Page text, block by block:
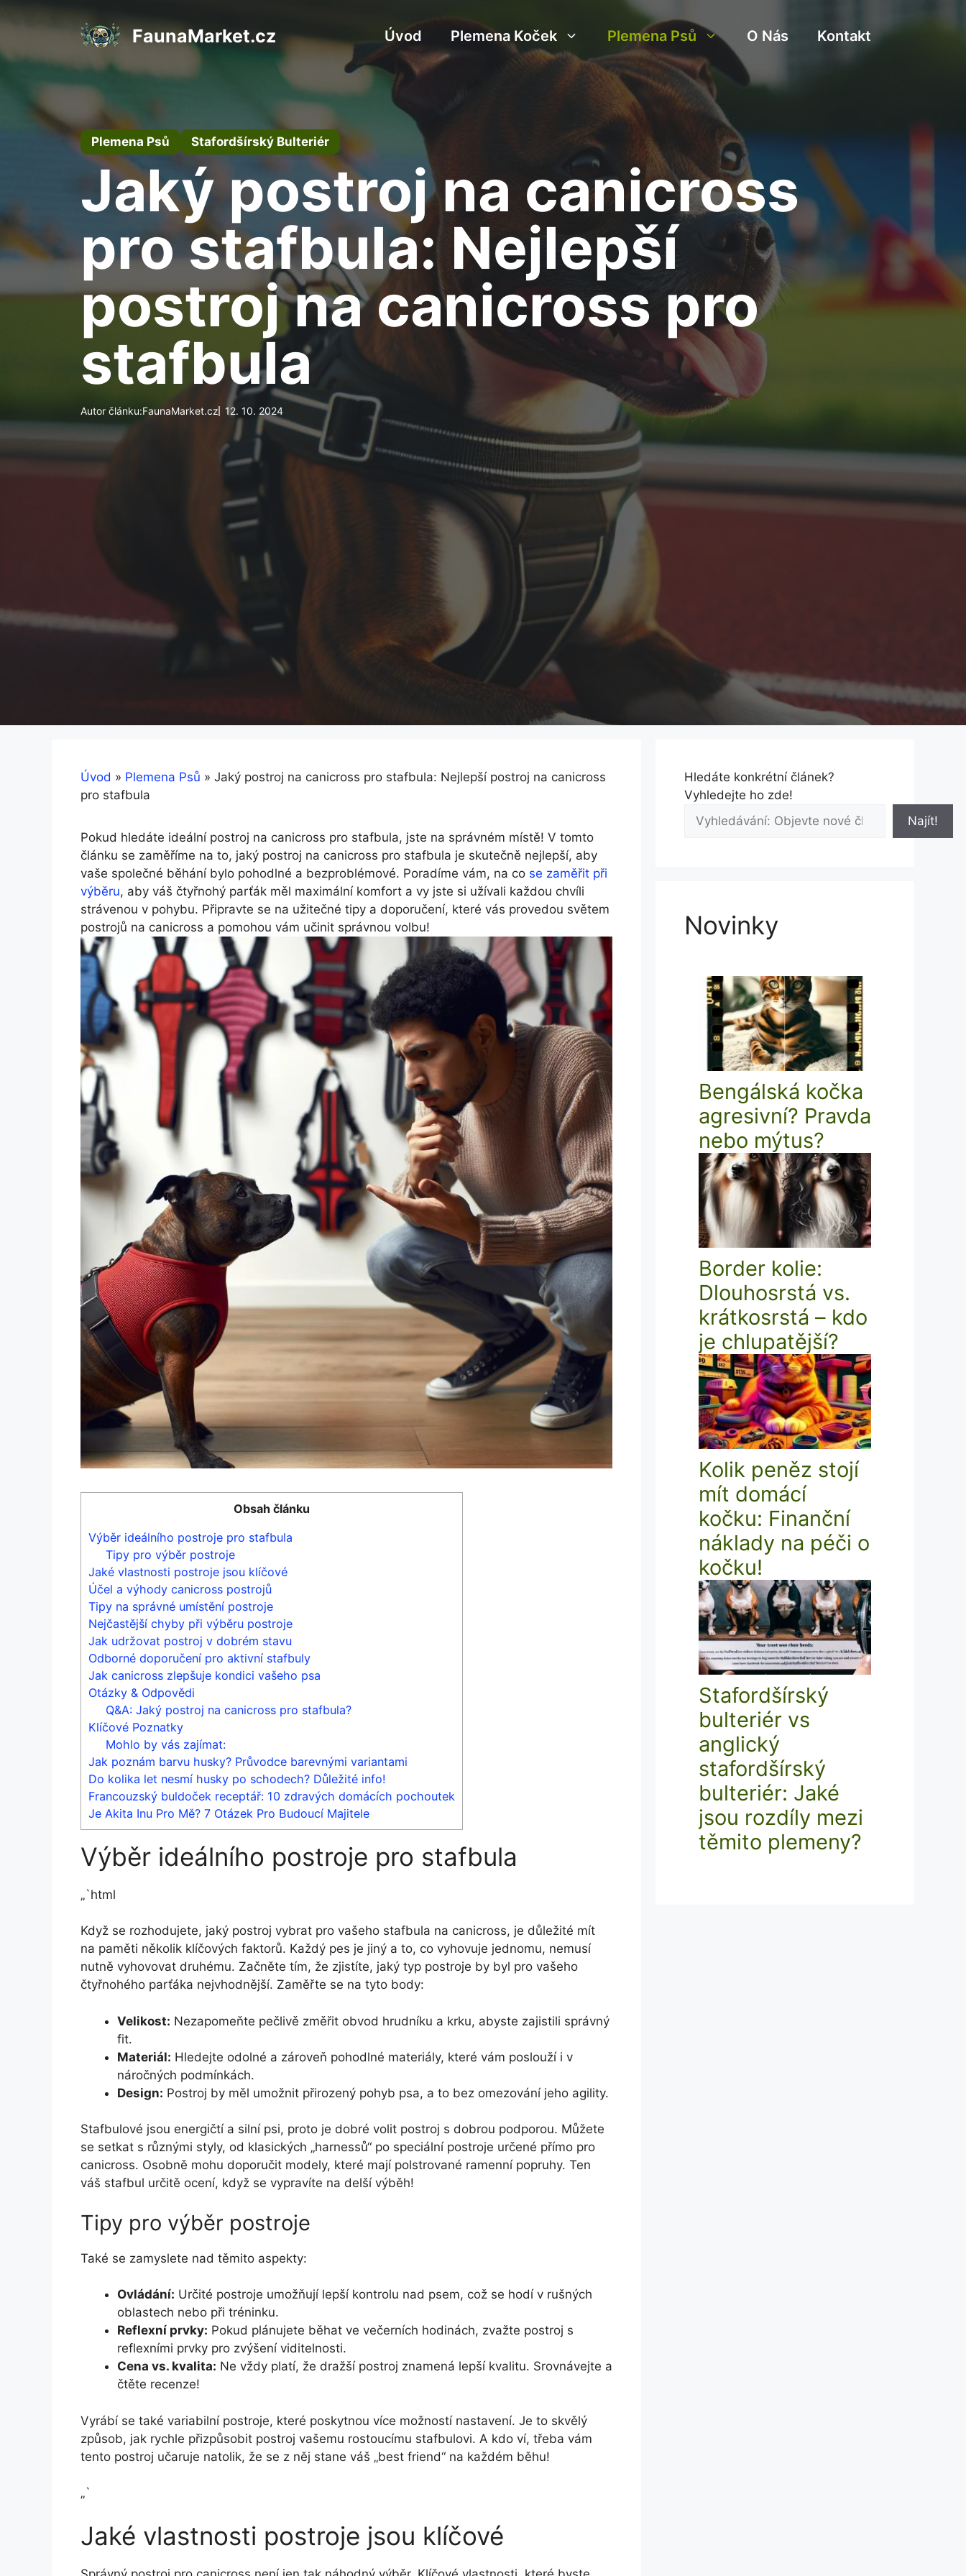
FaunaMarket.cz Úvod Plemena Koček Plemena Psů O Nás Kontakt
Plemena Psů Stafordšírský Bulteriér
Jaký postroj na canicross
pro stafbula: Nejlepší
postroj na canicross pro
stafbula
Autor článku:FaunaMarket.cz 12. 10. 2024
Úvod » Plemena Psů » Jaký postroj na canicross pro stafbula: Nejlepší postroj na canicross
pro stafbula
Pokud hledáte ideální postroj na canicross pro stafbula, jste na správném místě! V tomto
článku se zaměříme na to, jaký postroj na canicross pro stafbula je skutečně nejlepší, aby
vaše společné běhání bylo pohodlné a bezproblémové. Poradíme vám, na co se zaměřit při
výběru, aby váš čtyřnohý parťák měl maximální komfort a vy jste si užívali každou chvíli
strávenou v pohybu. Připravte se na užitečné tipy a doporučení, které vás provedou světem
postrojů na canicross a pomohou vám učinit správnou volbu!
Obsah článku
Výběr ideálního postroje pro stafbula
Tipy pro výběr postroje
Jaké vlastnosti postroje jsou klíčové
Účel a výhody canicross postrojů
Tipy na správné umístění postroje
Nejčastější chyby při výběru postroje
Jak udržovat postroj v dobrém stavu
Odborné doporučení pro aktivní stafbuly
Jak canicross zlepšuje kondici vašeho psa
Otázky & Odpovědi
Q&A: Jaký postroj na canicross pro stafbula?
Klíčové Poznatky
Mohlo by vás zajímat:
Jak poznám barvu husky? Průvodce barevnými variantami
Do kolika let nesmí husky po schodech? Důležité info!
Francouzský buldoček receptář: 10 zdravých domácích pochoutek
Je Akita Inu Pro Mě? 7 Otázek Pro Budoucí Majitele
Výběr ideálního postroje pro stafbula
„`html
Když se rozhodujete, jaký postroj vybrat pro vašeho stafbula na canicross, je důležité mít
na paměti několik klíčových faktorů. Každý pes je jiný a to, co vyhovuje jednomu, nemusí
nutně vyhovovat druhému. Začněte tím, že zjistíte, jaký typ postroje by byl pro vašeho
čtyřnohého parťáka nejvhodnější. Zaměřte se na tyto body:
Velikost: Nezapomeňte pečlivě změřit obvod hrudníku a krku, abyste zajistili správný
fit.
Materiál: Hledejte odolné a zároveň pohodlné materiály, které vám poslouží i v
náročných podmínkách.
Design: Postroj by měl umožnit přirozený pohyb psa, a to bez omezování jeho agility.
Stafbulové jsou energičtí a silní psi, proto je dobré volit postroj s dobrou podporou. Můžete
se setkat s různými styly, od klasických „harnessů“ po speciální postroje určené přímo pro
canicross. Osobně mohu doporučit modely, které mají polstrované ramenní popruhy. Ten
váš stafbul určitě ocení, když se vypravíte na delší výběh!
Tipy pro výběr postroje
Také se zamyslete nad těmito aspekty:
Ovládání: Určité postroje umožňují lepší kontrolu nad psem, což se hodí v rušných
oblastech nebo při tréninku.
Reflexní prvky: Pokud plánujete běhat ve večerních hodinách, zvažte postroj s
reflexními prvky pro zvýšení viditelnosti.
Cena vs. kvalita: Ne vždy platí, že dražší postroj znamená lepší kvalitu. Srovnávejte a
čtěte recenze!
Vyrábí se také variabilní postroje, které poskytnou více možností nastavení. Je to skvělý
způsob, jak rychle přizpůsobit postroj vašemu rostoucímu stafbulovi. A kdo ví, třeba vám
tento postroj učaruje natolik, že se z něj stane váš „best friend“ na každém běhu!
„`
Jaké vlastnosti postroje jsou klíčové
Hledáte konkrétní článek?
Vyhledejte ho zde!
Najít!
Novinky
Bengálská kočka
agresivní? Pravda
nebo mýtus?
Border kolie:
Dlouhosrstá vs.
krátkosrstá – kdo
je chlupatější?
Kolik peněz stojí
mít domácí
kočku: Finanční
náklady na péči o
kočku!
Stafordšírský
bulteriér vs
anglický
stafordšírský
bulteriér: Jaké
jsou rozdíly mezi
těmito plemeny?